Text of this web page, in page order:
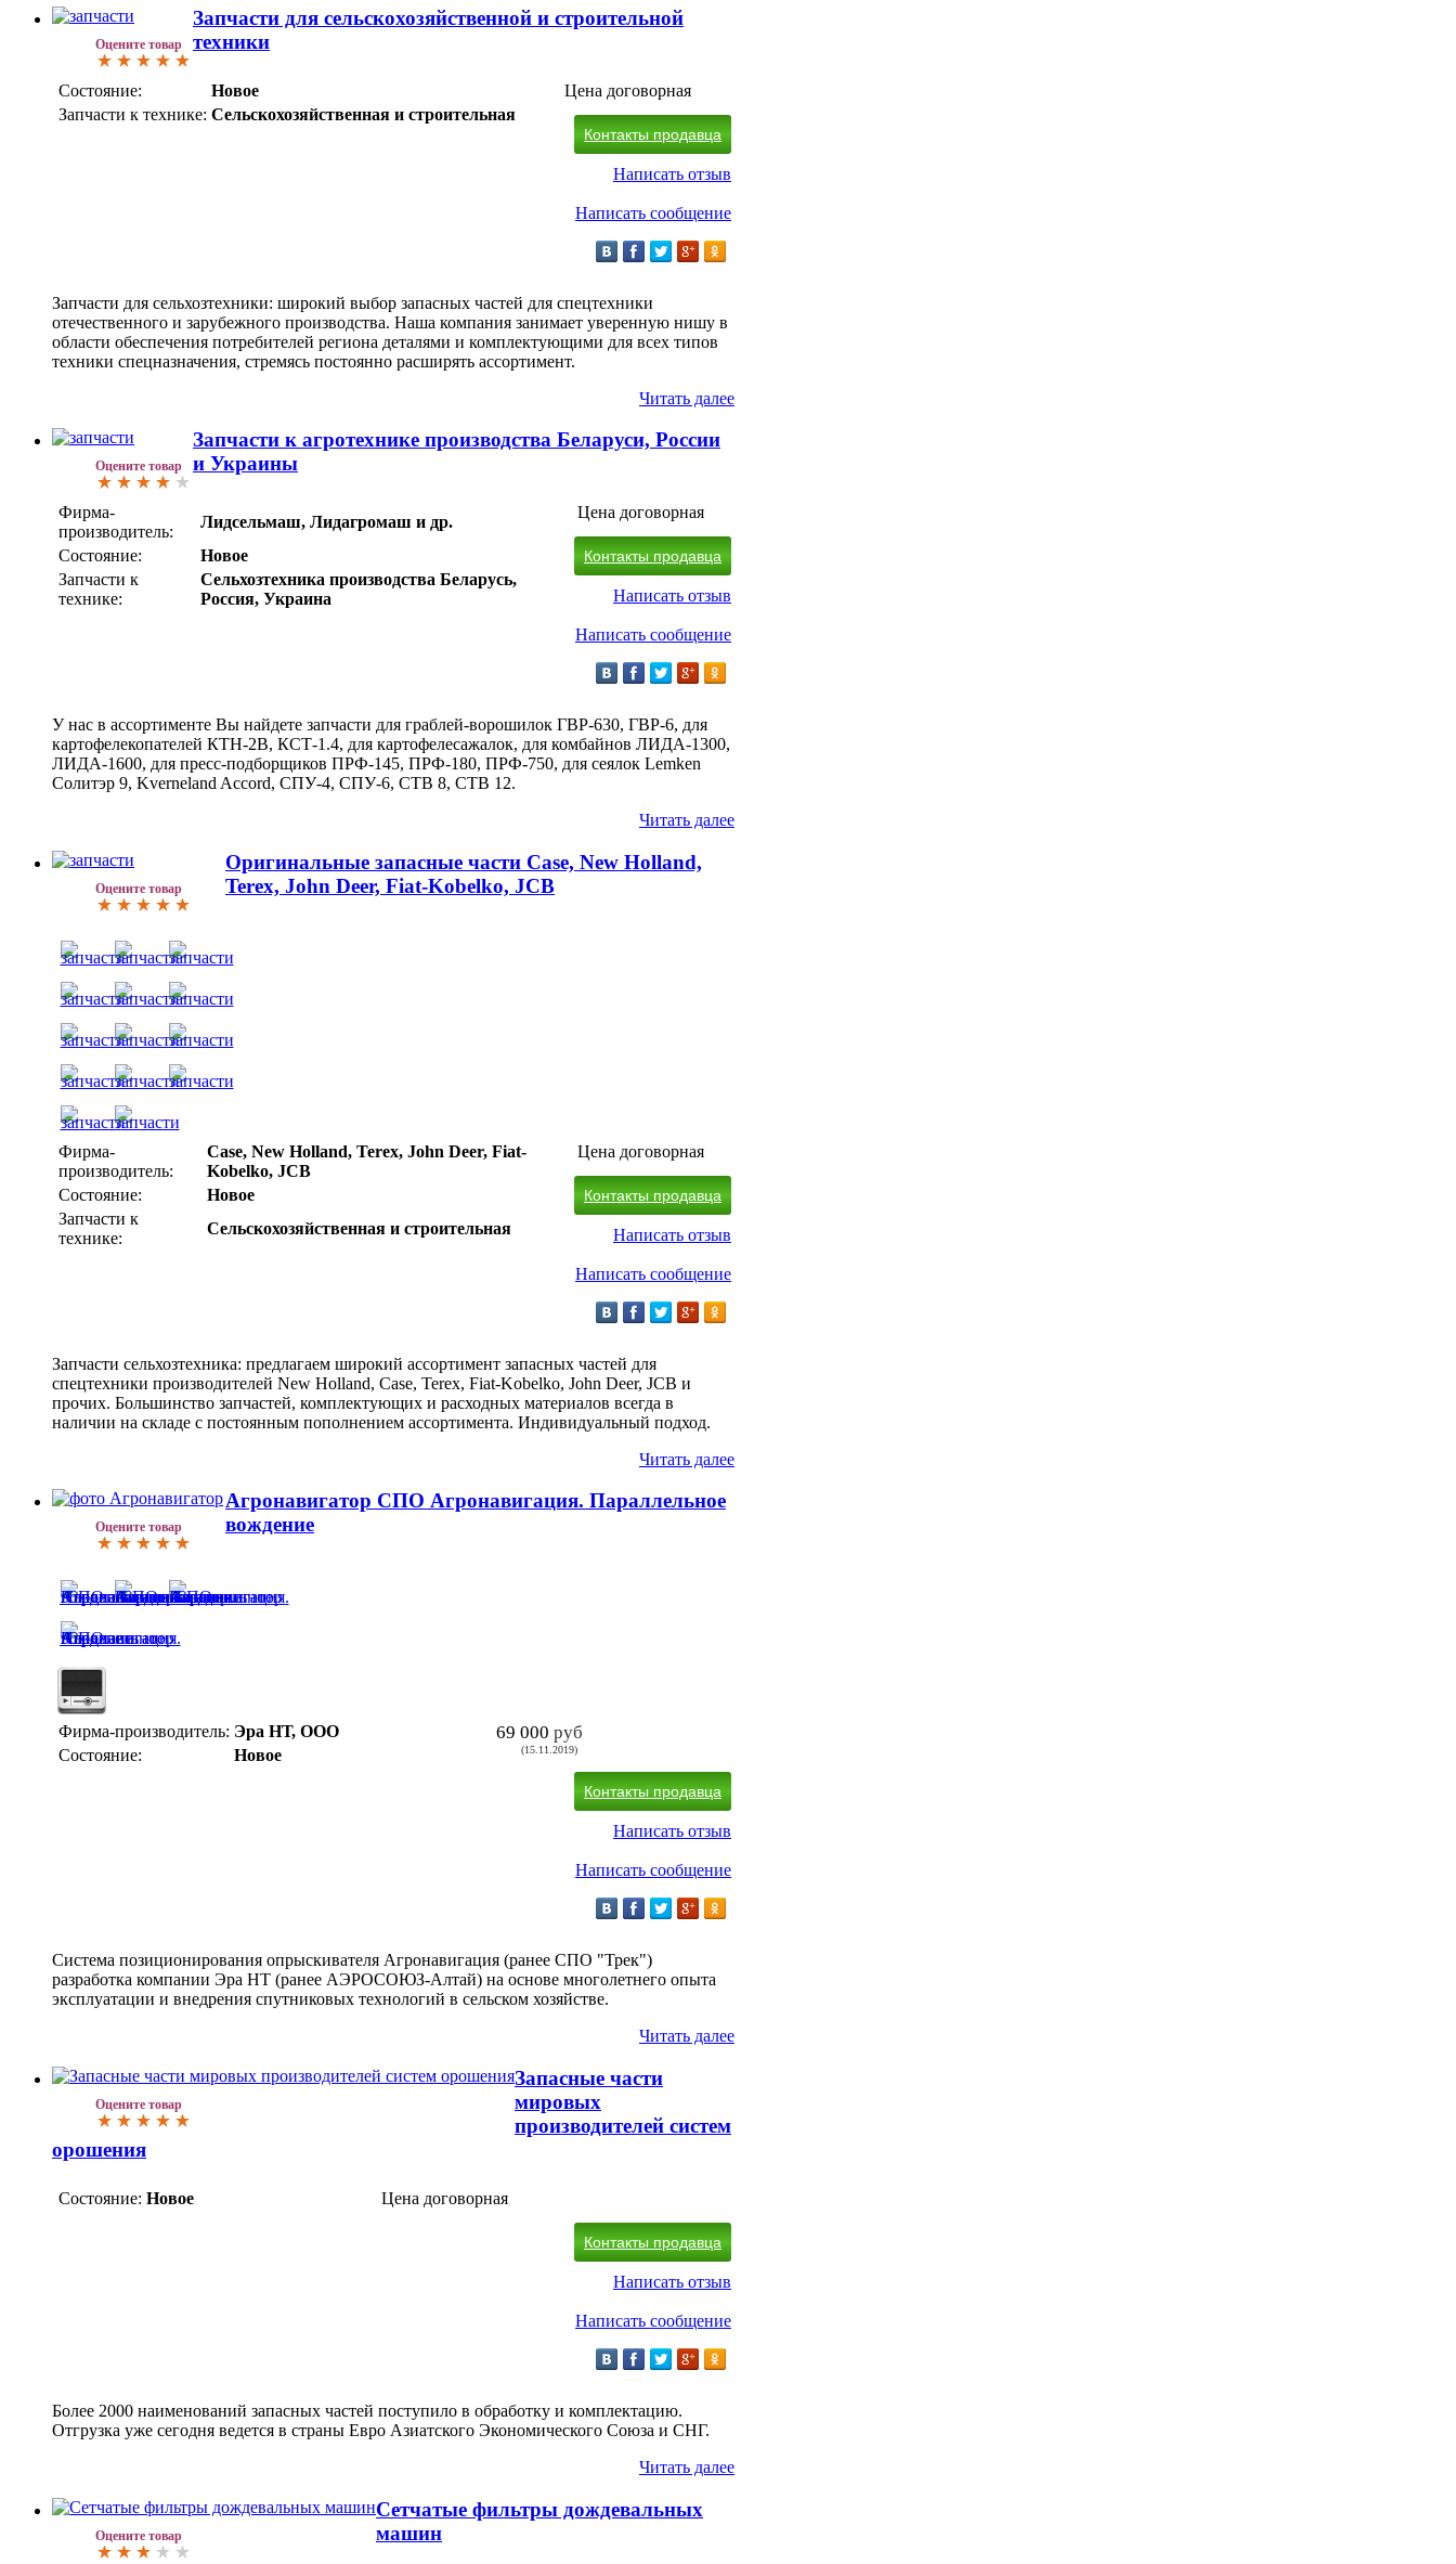
Оцените товар
Запчасти для сельскохозяйственной и строительной
техники
Состояние:
Новое
Запчасти к технике: Сельскохозяйственная и строительная
Цена договорная
Контакты продавца
Написать отзыв
Написать сообщение
Запчасти для сельхозтехники: широкий выбор запасных частей для спецтехники
отечественного и зарубежного производства. Наша компания занимает уверенную нишу в
области обеспечения потребителей региона деталями и комплектующими для всех типов
техники спецназначения, стремясь постоянно расширять ассортимент.
Читать далее
Оцените товар
Запчасти к агротехнике производства Беларуси, России
и Украины
Фирма-
производитель:
Лидсельмаш, Лидагромаш и др.
Состояние:
Новое
Запчасти к
технике:
Сельхозтехника производства Беларусь,
Россия, Украина
Цена договорная
Контакты продавца
Написать отзыв
Написать сообщение
У нас в ассортименте Вы найдете запчасти для граблей-ворошилок ГВР-630, ГВР-6, для
картофелекопателей КТН-2В, КСТ-1.4, для картофелесажалок, для комбайнов ЛИДА-1300,
ЛИДА-1600, для пресс-подборщиков ПРФ-145, ПРФ-180, ПРФ-750, для сеялок Lemken
Солитэр 9, Kverneland Accord, СПУ-4, СПУ-6, СТВ 8, СТВ 12.
Читать далее
Оцените товар
Оригинальные запасные части Case, New Holland,
Terex, John Deer, Fiat-Kobelko, JCB
Фирма-
производитель:
Case, New Holland, Terex, John Deer, Fiat-
Kobelko, JCB
Состояние:
Новое
Запчасти к
технике:
Сельскохозяйственная и строительная
Цена договорная
Контакты продавца
Написать отзыв
Написать сообщение
Запчасти сельхозтехника: предлагаем широкий ассортимент запасных частей для
спецтехники производителей New Holland, Case, Terex, Fiat-Kobelko, John Deer, JCB и
прочих. Большинство запчастей, комплектующих и расходных материалов всегда в
наличии на складе с постоянным пополнением ассортимента. Индивидуальный подход.
Читать далее
Оцените товар
Агронавигатор СПО Агронавигация. Параллельное
вождение
Фирма-производитель: Эра НТ, ООО
Состояние:
Новое
69 000 руб
(15.11.2019)
Контакты продавца
Написать отзыв
Написать сообщение
Система позиционирования опрыскивателя Агронавигация (ранее СПО "Трек")
разработка компании Эра НТ (ранее АЭРОСОЮЗ-Алтай) на основе многолетнего опыта
эксплуатации и внедрения спутниковых технологий в сельском хозяйстве.
Читать далее
Оцените товар
Запасные части
мировых
производителей систем
орошения
Состояние: Новое Цена договорная
Контакты продавца
Написать отзыв
Написать сообщение
Более 2000 наименований запасных частей поступило в обработку и комплектацию.
Отгрузка уже сегодня ведется в страны Евро Азиатского Экономического Союза и СНГ.
Читать далее
Оцените товар
Сетчатые фильтры дождевальных
машин